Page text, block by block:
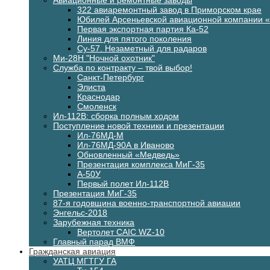
322 авиаремонтный завод в Приморском крае
Юбилей Арсеньевской авиационной компании
Первая экспортная партия Ка-52
Линия для пятого поколения
Су-57. Незаметный для радаров
Ми-28Н "Ночной охотник"
Служба по контракту – твой выбор!
Санкт-Петербург
Элиста
Краснодар
Смоленск
Ил-112В: сборка полным ходом
Поступление новой техники и презентации
Ил-76МД-М
Ил-76МД-90А в Иваново
Обновленный «Медведь»
Презентация комплекса МиГ-35
А-50У
Первый полет Ил-112В
Презентация МиГ-35
87-я годовщина военно-транспортной авиации
Энгельс-2018
Зарубежная техника
Вертолет CAIC WZ-10
Главный парад ВМФ
Гражданская авиация
УАТЦ МГТГУ ГА